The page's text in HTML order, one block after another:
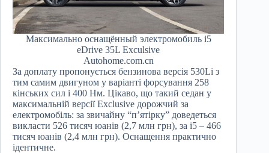
Максимально оснащённый электромобиль i5
eDrive 35L Exculsive
Autohome.com.cn
За доплату пропонується бензинова версія 530Li з
тим самим двигуном у варіанті форсування 258
кінських сил і 400 Нм. Цікаво, що такий седан у
максимальній версії Exclusive дорожчий за
електромобіль: за звичайну “п’ятірку” доведеться
викласти 526 тисяч юанів (2,7 млн грн), за i5 – 466
тисяч юанів (2,4 млн грн). Оснащення практично
ідентичне.